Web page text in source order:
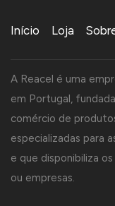
Início Loja
A Reacel é uma
em Portugal,
comércio de
especializadas para
e que disponibiliza
ou empresas.